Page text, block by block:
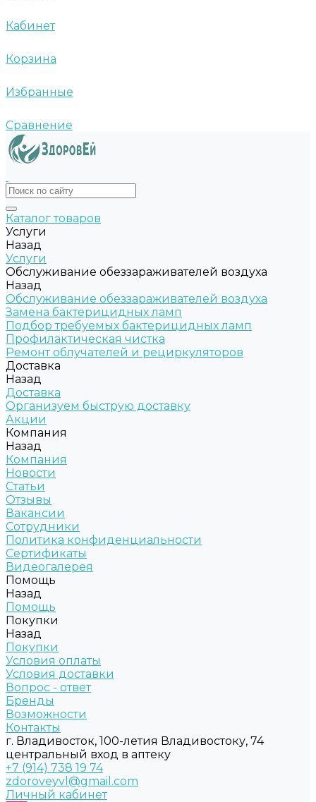
Кабинет
Корзина
Избранные
Сравнение
Каталог товаров
Услуги
Назад
Услуги
Обслуживание обеззараживателей воздуха
Назад
Обслуживание обеззараживателей воздуха
Замена бактерицидных ламп
Подбор требуемых бактерицидных ламп
Профилактическая чистка
Ремонт облучателей и рециркуляторов
Доставка
Назад
Доставка
Организуем быструю доставку
Акции
Компания
Назад
Компания
Новости
Статьи
Отзывы
Вакансии
Сотрудники
Политика конфиденциальности
Сертификаты
Видеогалерея
Помощь
Назад
Помощь
Покупки
Назад
Покупки
Условия оплаты
Условия доставки
Вопрос - ответ
Бренды
Возможности
Контакты
г. Владивосток, 100-летия Владивостоку, 74
центральный вход в аптеку
+7 (914) 738 19 74
zdoroveyvl@gmail.com
Личный кабинет